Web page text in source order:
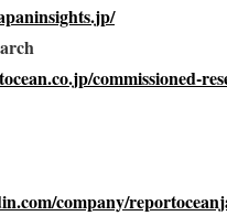
commissioned-
company/